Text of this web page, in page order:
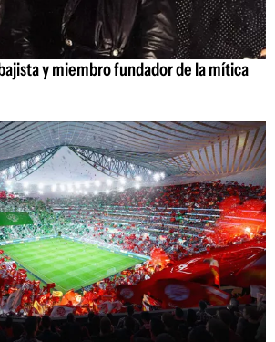
y miembro fundador de la mítica